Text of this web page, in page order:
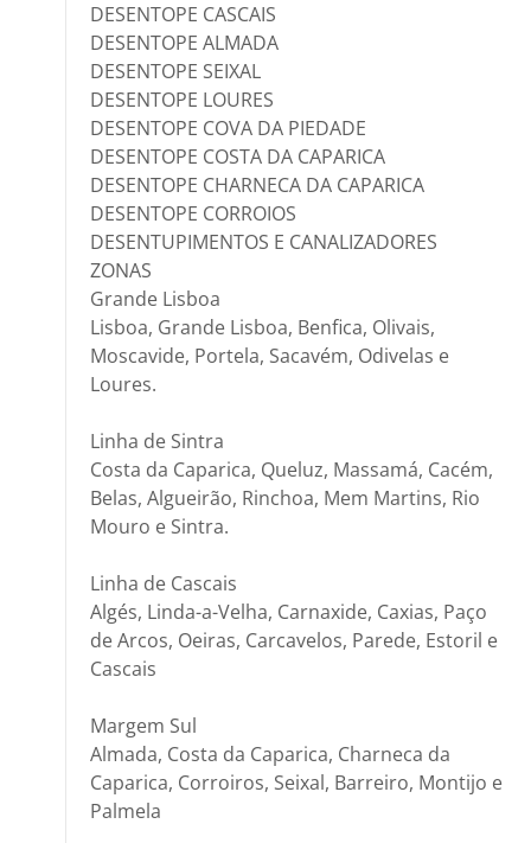
DESENTOPE CASCAIS
DESENTOPE ALMADA
DESENTOPE SEIXAL
DESENTOPE LOURES
DESENTOPE COVA DA PIEDADE
DESENTOPE COSTA DA CAPARICA
DESENTOPE CHARNECA DA CAPARICA
DESENTOPE CORROIOS
DESENTUPIMENTOS E CANALIZADORES
ZONAS
Grande Lisboa
Lisboa, Grande Lisboa, Benfica, Olivais,
Moscavide, Portela, Sacavém, Odivelas e
Loures.
Linha de Sintra
Costa da Caparica, Queluz, Massamá, Cacém,
Belas, Algueirão, Rinchoa, Mem Martins, Rio
Mouro e Sintra.
Linha de Cascais
Algés, Linda-a-Velha, Carnaxide, Caxias, Paço
de Arcos, Oeiras, Carcavelos, Parede, Estoril e
Cascais
Margem Sul
Almada, Costa da Caparica, Charneca da
Caparica, Corroiros, Seixal, Barreiro, Montijo e
Palmela